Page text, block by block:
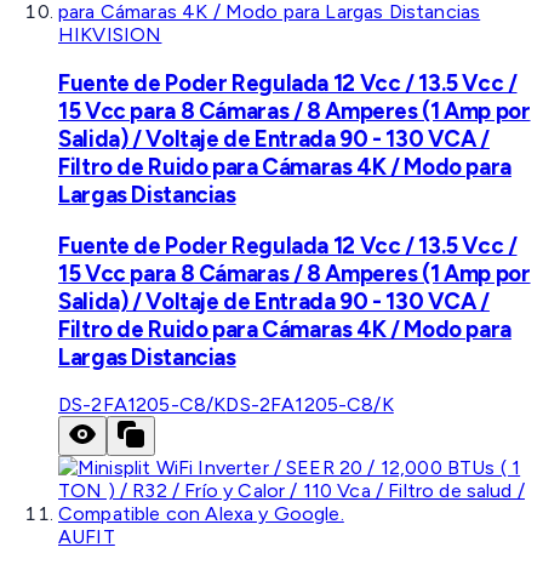
HIKVISION
Fuente de Poder Regulada 12 Vcc / 13.5 Vcc /
15 Vcc para 8 Cámaras / 8 Amperes (1 Amp por
Salida) / Voltaje de Entrada 90 - 130 VCA /
Filtro de Ruido para Cámaras 4K / Modo para
Largas Distancias
Fuente de Poder Regulada 12 Vcc / 13.5 Vcc /
15 Vcc para 8 Cámaras / 8 Amperes (1 Amp por
Salida) / Voltaje de Entrada 90 - 130 VCA /
Filtro de Ruido para Cámaras 4K / Modo para
Largas Distancias
DS-2FA1205-C8/KDS-2FA1205-C8/K
AUFIT